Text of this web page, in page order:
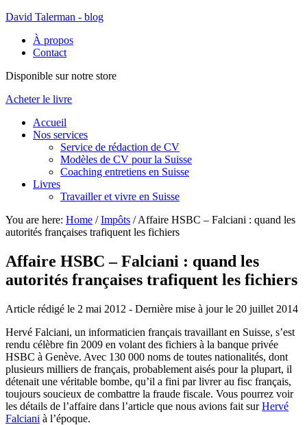
David Talerman - blog
À propos
Contact
Disponible sur notre store
Acheter le livre
Accueil
Nos services
Service de rédaction de CV
Modèles de CV pour la Suisse
Coaching entretiens en Suisse
Livres
Travailler et vivre en Suisse
You are here: Home / Impôts /Affaire HSBC – Falciani : quand les
autorités françaises trafiquent les fichiers
Affaire HSBC – Falciani : quand les
autorités françaises trafiquent les fichiers
Article rédigé le 2 mai 2012 - Dernière mise à jour le 20 juillet 2014
Hervé Falciani, un informaticien français travaillant en Suisse, s’est
rendu célèbre fin 2009 en volant des fichiers à la banque privée
HSBC à Genève. Avec 130 000 noms de toutes nationalités, dont
plusieurs milliers de français, probablement aisés pour la plupart, il
détenait une véritable bombe, qu’il a fini par livrer au fisc français,
toujours soucieux de combattre la fraude fiscale. Vous pourrez voir
les détails de l’affaire dans l’article que nous avions fait surHervé
Falciani à l’époque.